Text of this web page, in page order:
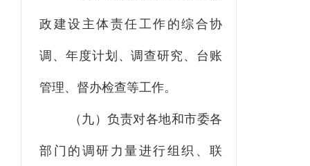
政建设主体责任工作的综合协
调、年度计划、调查研究、台账
管理、督办检查等工作。
（九）负责对各地和市委各
部门的调研力量进行组织、联